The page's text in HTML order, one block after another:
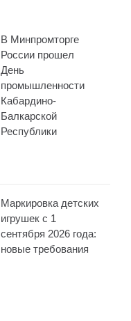
В Минпромторге
России прошел
День
промышленности
Кабардино-
Балкарской
Республики
Маркировка детских
игрушек с 1
сентября 2026 года:
новые требования